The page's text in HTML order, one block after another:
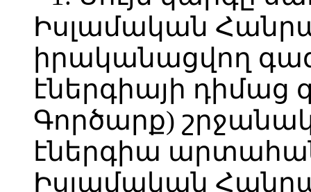
Իսլամական
իրականացվող
էներգիայի դիմաց
Գործարք)
էներգիա
Իսլամական